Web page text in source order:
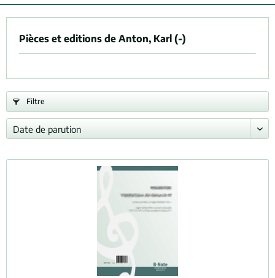
Pièces et editions de Anton, Karl (-)
Filtre